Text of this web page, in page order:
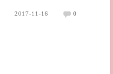
2017-11-16 0